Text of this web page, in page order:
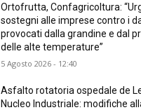
Ortofrutta, Confagricoltura:
sostegni alle imprese contro i
provocati dalla grandine e dal
delle alte temperature”
5 Agosto 2026 - 12:40
Asfalto rotatoria ospedale de
Nucleo Industriale: modifiche